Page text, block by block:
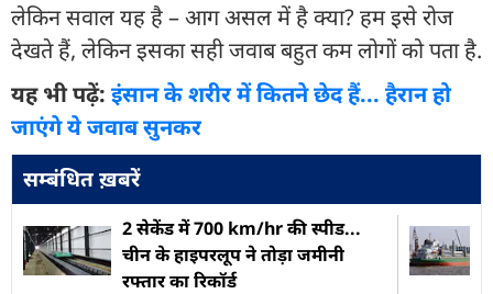
लेकिन सवाल यह है – आग असल में है क्या? हम इसे रोज
देखते हैं, लेकिन इसका सही जवाब बहुत कम लोगों को पता है.
यह भी पढ़ें: इंसान के शरीर में कितने छेद हैं... हैरान हो
जाएंगे ये जवाब सुनकर
सम्बंधित ख़बरें
2 सेकेंड में 700 km/hr की स्पीड...
चीन के हाइपरलूप ने तोड़ा जमीनी
रफ्तार का रिकॉर्ड